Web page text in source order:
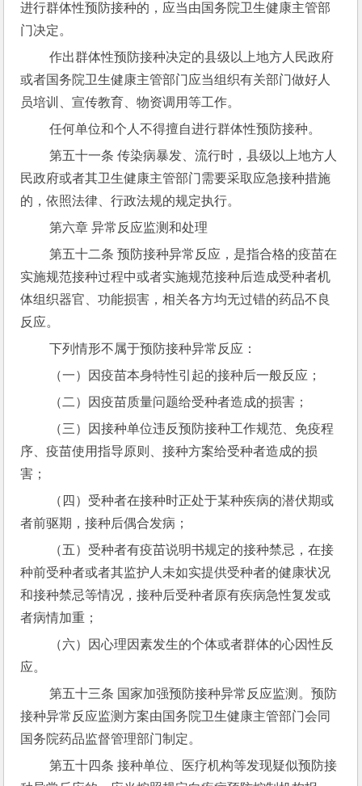
进行群体性预防接种的，应当由国务院卫生健康主管部
门决定。
作出群体性预防接种决定的县级以上地方人民政府
或者国务院卫生健康主管部门应当组织有关部门做好人
员培训、宣传教育、物资调用等工作。
任何单位和个人不得擅自进行群体性预防接种。
第五十一条 传染病暴发、流行时，县级以上地方人
民政府或者其卫生健康主管部门需要采取应急接种措施
的，依照法律、行政法规的规定执行。
第六章 异常反应监测和处理
第五十二条 预防接种异常反应，是指合格的疫苗在
实施规范接种过程中或者实施规范接种后造成受种者机
体组织器官、功能损害，相关各方均无过错的药品不良
反应。
下列情形不属于预防接种异常反应：
（一）因疫苗本身特性引起的接种后一般反应；
（二）因疫苗质量问题给受种者造成的损害；
序、疫苗使用指导原则、接种方案给受种者造成的损
害；
者前驱期，接种后偶合发病；
种前受种者或者其监护人未如实提供受种者的健康状况
和接种禁忌等情况，接种后受种者原有疾病急性复发或
者病情加重；
应。
第五十三条 国家加强预防接种异常反应监测。预防
接种异常反应监测方案由国务院卫生健康主管部门会同
国务院药品监督管理部门制定。
第五十四条 接种单位、医疗机构等发现疑似预防接